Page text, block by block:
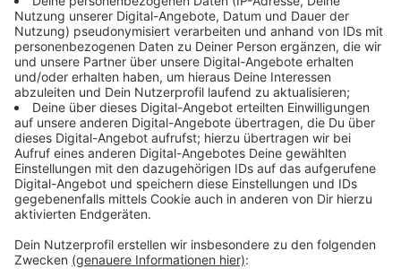
Denn u.a. in Krankenhäusern, Senioren- und
Pflegeeinrichtungen muss vor dem Zutritt ein
negativer Coronatest vorgelegt werden. Außerdem
muss eine FFP2-Maske getragen werden. Die gilt auch
z.b. bei Arztbesuchen. Bei Fahrten mit Bus und Bahn
muss mindestens eine medizinische Gesichtsmaske
getragen werden. Bei Fernfahrten gilt eine FFP2-
Maske. Für bestimmte Personengruppen gelten
Ausnahmen.
Hier gibt es weitere Informationen!
Anzeige